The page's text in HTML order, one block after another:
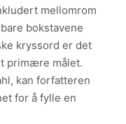
mellomrom
bokstavene
kryssord er det
primære målet.
kan forfatteren
for å fylle en